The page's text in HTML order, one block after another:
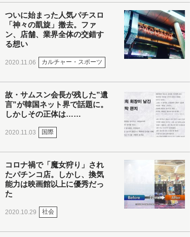
ついに始まった人気パチスロ
「神々の凱旋」撤去。ファ
ン、店舗、業界全体の交錯す
る想い
2020.11.06 カルチャー・スポーツ
故・サムスン会長が残した”遺
言”が韓国ネット界で話題に。
しかしその正体は……
2020.11.03 国際
コロナ禍で「魔女狩り」され
たパチンコ店。しかし、換気
能力は映画館以上に優秀だっ
た
2020.10.29 社会